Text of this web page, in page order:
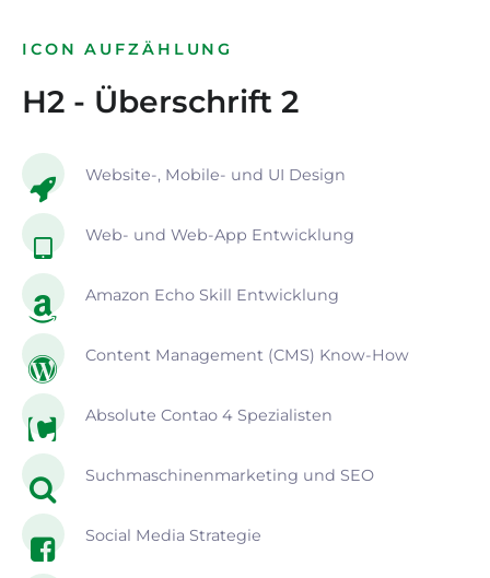
ICON AUFZÄHLUNG
H2 - Überschrift 2
Website-, Mobile- und UI Design
Web- und Web-App Entwicklung
Amazon Echo Skill Entwicklung
Content Management (CMS) Know-How
Absolute Contao 4 Spezialisten
Suchmaschinenmarketing und SEO
Social Media Strategie